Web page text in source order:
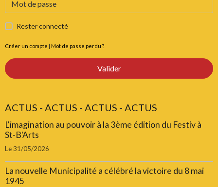
Rester connecté
Créer un compte | Mot de passe perdu ?
Valider
ACTUS - ACTUS - ACTUS - ACTUS
L'imagination au pouvoir à la 3ème édition du Festiv à
St-B'Arts
Le 31/05/2026
La nouvelle Municipalité a célébré la victoire du 8 mai
1945